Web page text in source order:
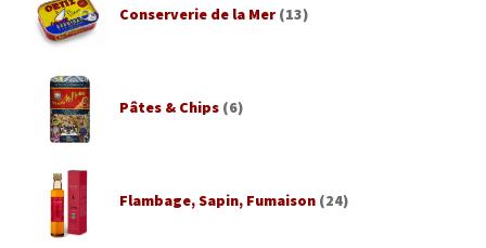
Conserverie de la Mer (13)
Pâtes & Chips (6)
Flambage, Sapin, Fumaison (24)